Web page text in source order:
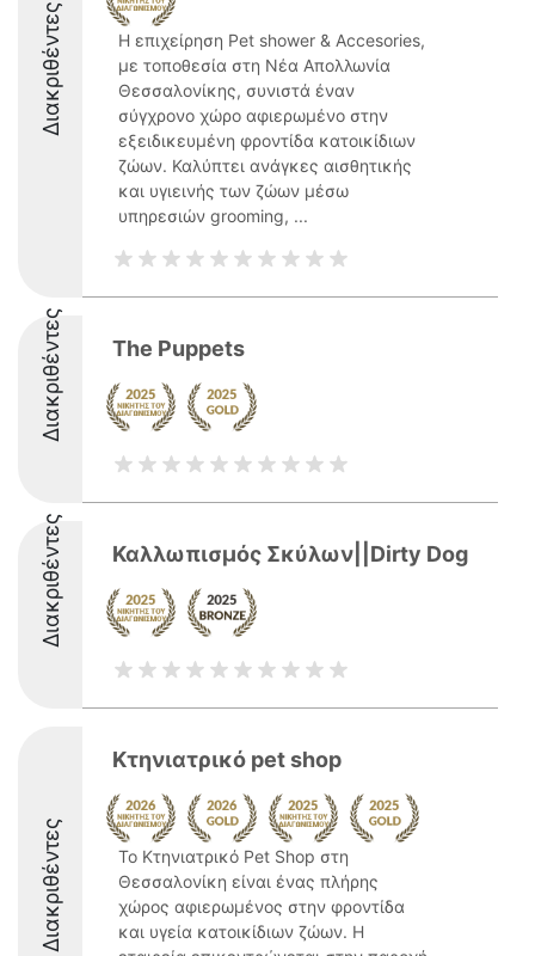
Διακριθέντες
Η επιχείρηση Pet shower & Accesories,
με τοποθεσία στη Νέα Απολλωνία
Θεσσαλονίκης, συνιστά έναν
σύγχρονο χώρο αφιερωμένο στην
εξειδικευμένη φροντίδα κατοικίδιων
ζώων. Καλύπτει ανάγκες αισθητικής
και υγιεινής των ζώων μέσω
υπηρεσιών grooming, ...
Διακριθέντες The Puppets
Διακριθέντες Καλλωπισμός Σκύλων||Dirty Dog
Διακριθέντες
Κτηνιατρικό pet shop
Το Κτηνιατρικό Pet Shop στη
Θεσσαλονίκη είναι ένας πλήρης
χώρος αφιερωμένος στην φροντίδα
και υγεία κατοικίδιων ζώων. Η